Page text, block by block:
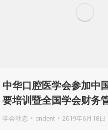
中华口腔医学会参加中
要培训暨全国学会财务
学会动态 cndent 2019年6月18日